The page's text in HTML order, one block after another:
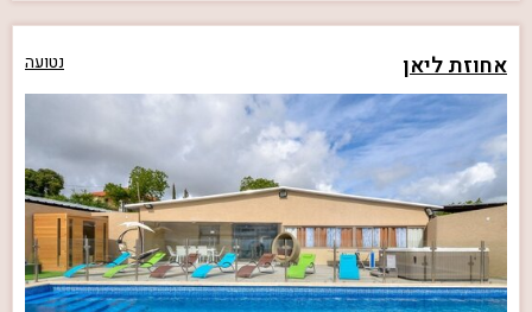
אחוזת ליאן נטועה